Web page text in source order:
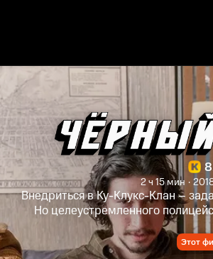
2 ч 15 мин
Внедриться в Ку-Клукс-Клан –
Но целеустремленного
Этот